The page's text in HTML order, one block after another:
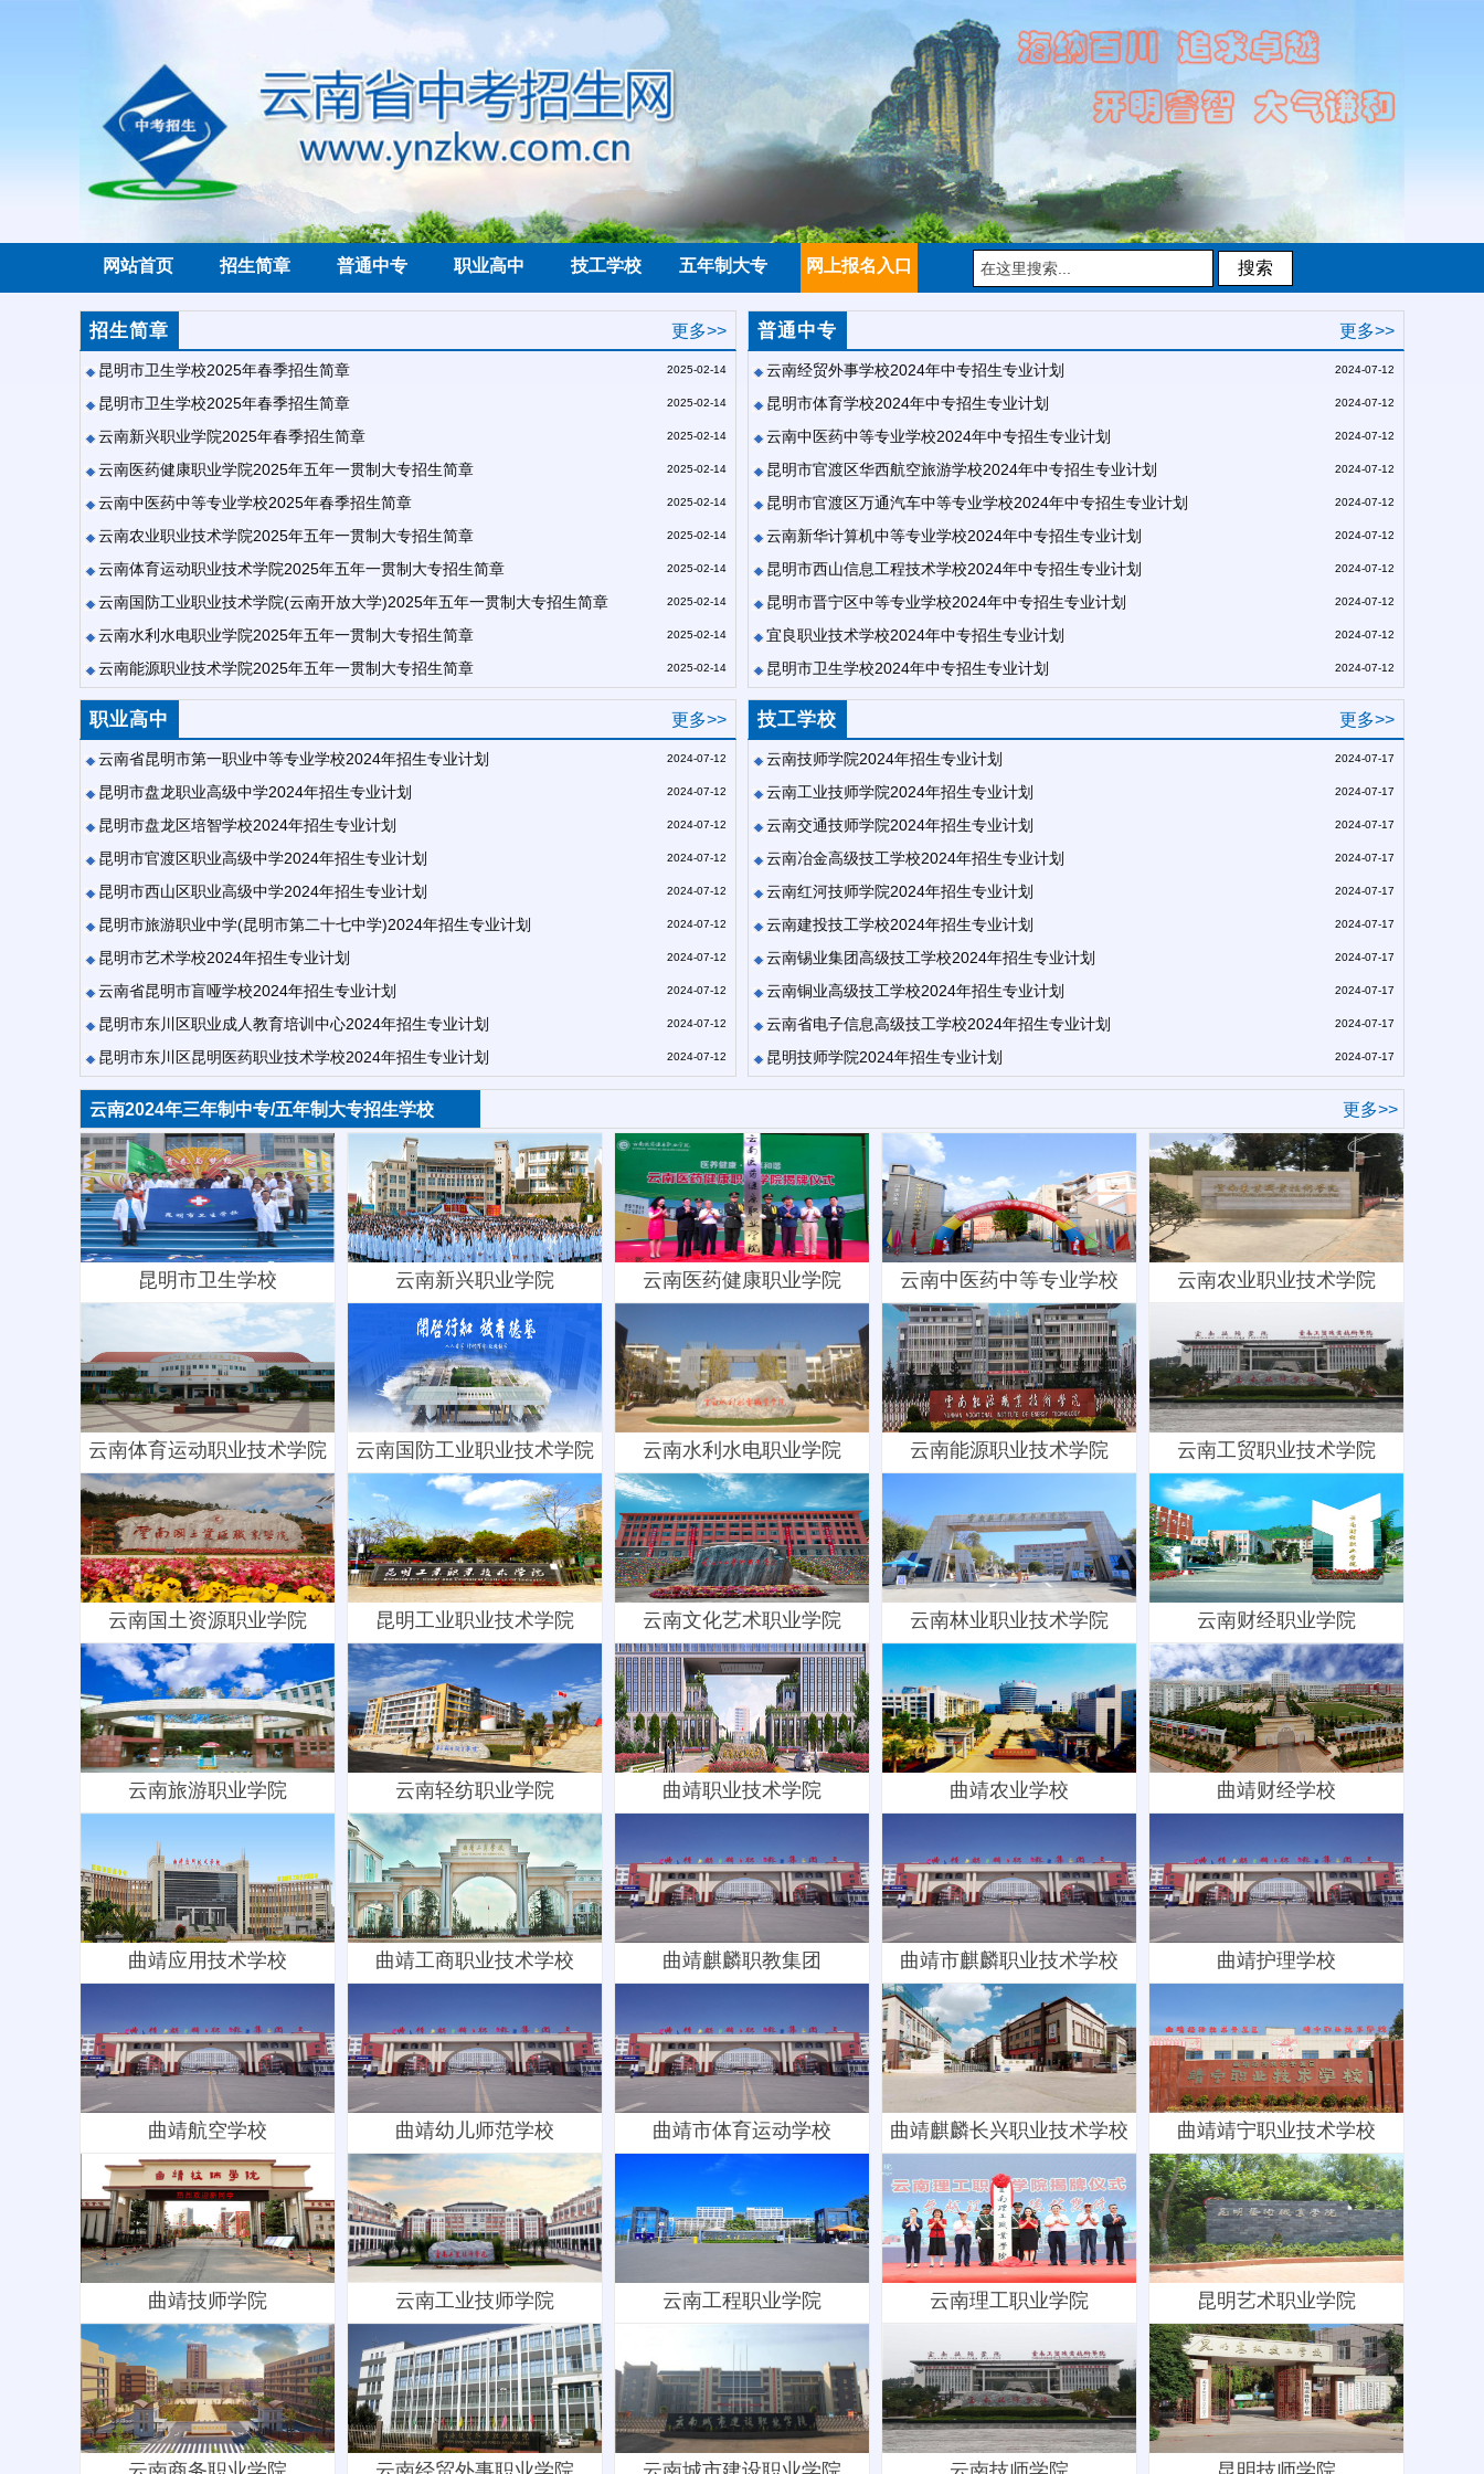
网站首页 招生简章 普通中专 职业高中 技工学校 五年制大专 网上报名入口 搜索
招生简章 更多>>
昆明市卫生学校2025年春季招生简章 2025-02-14
昆明市卫生学校2025年春季招生简章 2025-02-14
云南新兴职业学院2025年春季招生简章 2025-02-14
云南医药健康职业学院2025年五年一贯制大专招生简章 2025-02-14
云南中医药中等专业学校2025年春季招生简章 2025-02-14
云南农业职业技术学院2025年五年一贯制大专招生简章 2025-02-14
云南体育运动职业技术学院2025年五年一贯制大专招生简章 2025-02-14
云南国防工业职业技术学院(云南开放大学)2025年五年一贯制大专招生简章 2025-02-14
云南水利水电职业学院2025年五年一贯制大专招生简章 2025-02-14
云南能源职业技术学院2025年五年一贯制大专招生简章 2025-02-14
普通中专 更多>>
云南经贸外事学校2024年中专招生专业计划 2024-07-12
昆明市体育学校2024年中专招生专业计划 2024-07-12
云南中医药中等专业学校2024年中专招生专业计划 2024-07-12
昆明市官渡区华西航空旅游学校2024年中专招生专业计划 2024-07-12
昆明市官渡区万通汽车中等专业学校2024年中专招生专业计划 2024-07-12
云南新华计算机中等专业学校2024年中专招生专业计划 2024-07-12
昆明市西山信息工程技术学校2024年中专招生专业计划 2024-07-12
昆明市晋宁区中等专业学校2024年中专招生专业计划 2024-07-12
宜良职业技术学校2024年中专招生专业计划 2024-07-12
昆明市卫生学校2024年中专招生专业计划 2024-07-12
职业高中 更多>>
云南省昆明市第一职业中等专业学校2024年招生专业计划 2024-07-12
昆明市盘龙职业高级中学2024年招生专业计划 2024-07-12
昆明市盘龙区培智学校2024年招生专业计划 2024-07-12
昆明市官渡区职业高级中学2024年招生专业计划 2024-07-12
昆明市西山区职业高级中学2024年招生专业计划 2024-07-12
昆明市旅游职业中学(昆明市第二十七中学)2024年招生专业计划 2024-07-12
昆明市艺术学校2024年招生专业计划 2024-07-12
云南省昆明市盲哑学校2024年招生专业计划 2024-07-12
昆明市东川区职业成人教育培训中心2024年招生专业计划 2024-07-12
昆明市东川区昆明医药职业技术学校2024年招生专业计划 2024-07-12
技工学校 更多>>
云南技师学院2024年招生专业计划 2024-07-17
云南工业技师学院2024年招生专业计划 2024-07-17
云南交通技师学院2024年招生专业计划 2024-07-17
云南冶金高级技工学校2024年招生专业计划 2024-07-17
云南红河技师学院2024年招生专业计划 2024-07-17
云南建投技工学校2024年招生专业计划 2024-07-17
云南锡业集团高级技工学校2024年招生专业计划 2024-07-17
云南铜业高级技工学校2024年招生专业计划 2024-07-17
云南省电子信息高级技工学校2024年招生专业计划 2024-07-17
昆明技师学院2024年招生专业计划 2024-07-17
云南2024年三年制中专/五年制大专招生学校 更多>>
昆明市卫生学校 云南新兴职业学院 云南医药健康职业学院 云南中医药中等专业学校 云南农业职业技术学院
云南体育运动职业技术学院 云南国防工业职业技术学院 云南水利水电职业学院 云南能源职业技术学院 云南工贸职业技术学院
云南国土资源职业学院 昆明工业职业技术学院 ​云南文化艺术职业学院 云南林业职业技术学院 云南财经职业学院
云南旅游职业学院 云南轻纺职业学院 曲靖职业技术学院 曲靖农业学校 曲靖财经学校
曲靖应用技术学校 曲靖工商职业技术学校 曲靖麒麟职教集团 曲靖市麒麟职业技术学校 曲靖护理学校
曲靖航空学校 曲靖幼儿师范学校 曲靖市体育运动学校 曲靖麒麟长兴职业技术学校 曲靖靖宁职业技术学校
曲靖技师学院 云南工业技师学院 云南工程职业学院 云南理工职业学院 昆明艺术职业学院